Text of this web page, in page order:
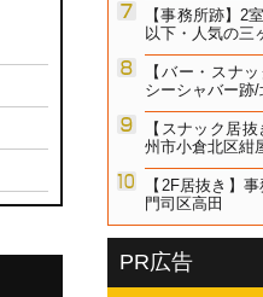
【事務所跡】2
以下・人気の三
【バー・スナ
シーシャバー跡
【スナック居
州市小倉北区紺
【2F居抜き】
門司区高田
PR広告